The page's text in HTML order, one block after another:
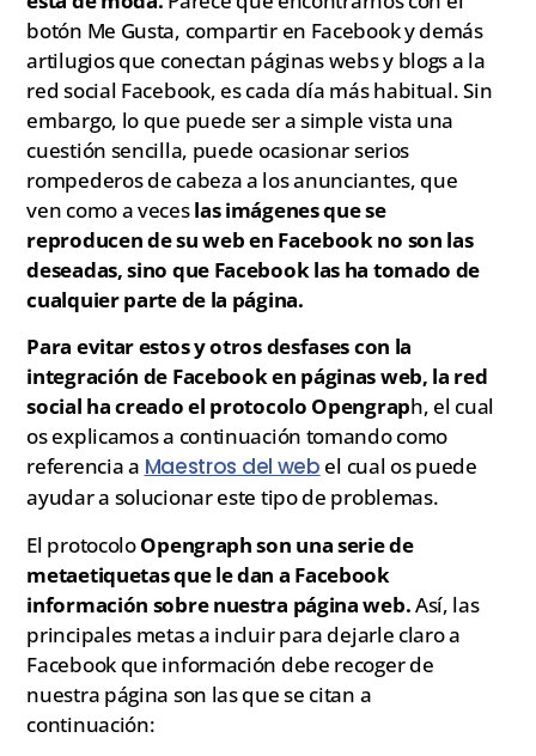
botón Me Gusta, compartir en Facebook y demás
artilugios que conectan páginas webs y blogs a la
red social Facebook, es cada día más habitual. Sin
embargo, lo que puede ser a simple vista una
cuestión sencilla, puede ocasionar serios
rompederos de cabeza a los anunciantes, que
ven como a veceslas imágenes que se
reproducen de su web en Facebook no son las
deseadas, sino que Facebook las ha tomado de
cualquier parte de la página.
Para evitar estos y otros desfases con la
integración de Facebook en páginas web, la red
social ha creado el protocolo Opengraph, el cual
os explicamos a continuación tomando como
referencia a Maestros del web el cual os puede
ayudar a solucionar este tipo de problemas.
El protocoloOpengraph son una serie de
metaetiquetas que le dan a Facebook
información sobre nuestra página web.Así, las
principales metas a incluir para dejarle claro a
Facebook que información debe recoger de
nuestra página son las que se citan a
continuación: